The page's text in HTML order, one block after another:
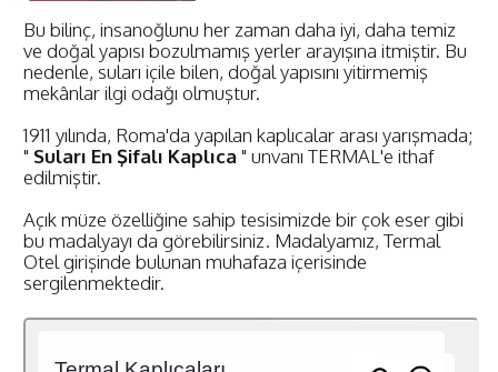
Bu bilinç, insanoğlunu her zaman daha iyi, daha temiz
ve doğal yapısı bozulmamış yerler arayışına itmiştir. Bu
nedenle, suları içile bilen, doğal yapısını yitirmemiş
mekânlar ilgi odağı olmuştur.
1911 yılında, Roma'da yapılan kaplıcalar arası yarışmada;
" Suları En Şifalı Kaplıca " unvanı TERMAL'e ithaf
edilmiştir.
Açık müze özelliğine sahip tesisimizde bir çok eser gibi
bu madalyayı da görebilirsiniz. Madalyamız, Termal
Otel girişinde bulunan muhafaza içerisinde
sergilenmektedir.